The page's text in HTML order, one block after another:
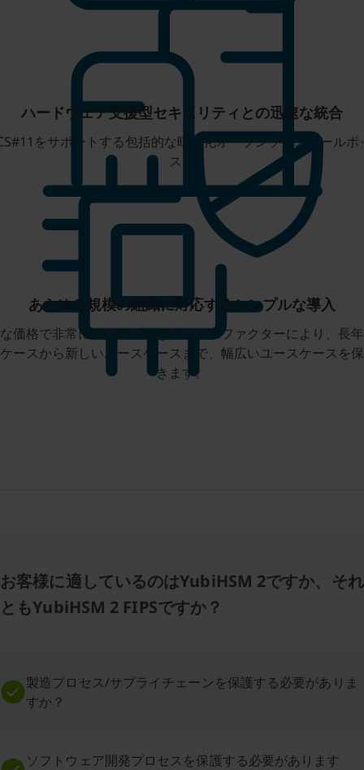
ハードウェア支援型セキュリティとの迅速な統合
をサポートする包括的な暗号化オープンソースツールボ
ス。
あらゆる規模の組織に対応するシンプルな導入
価格で非常にポータブルなフォームファクターにより、長
ースから新しいユースケースまで、幅広いユースケースを
きます。
お客様に適しているのはYubiHSM 2ですか、それ
ともYubiHSM 2 FIPSですか？
製造プロセス/サプライチェーンを保護する必要がありま
すか？
ソフトウェア開発プロセスを保護する必要があります